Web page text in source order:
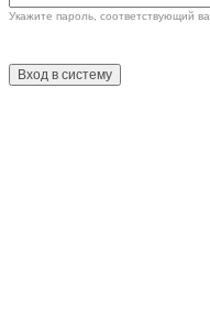
Укажите пароль, соответствующий